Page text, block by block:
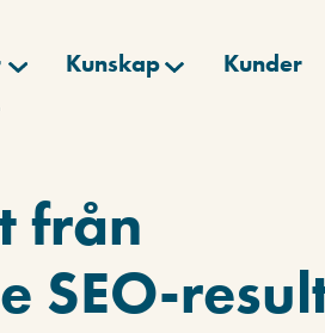
Kunskap Kunder
från
SEO-